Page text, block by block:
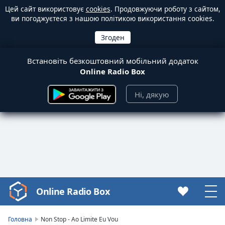
Цей сайт використовує cookies. Продовжуючи роботу з сайтом,
ви погоджуєтеся з нашою політикою використання cookies.
Встановіть безкоштовний мобільний додаток
Online Radio Box
Ні, дякую
Video
Player
Online Radio Box
Головна Non Stop - Ao Limite Eu Vou